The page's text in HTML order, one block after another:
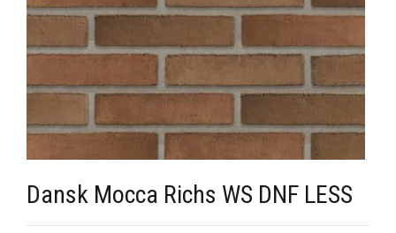
Dansk Mocca Richs WS DNF LESS